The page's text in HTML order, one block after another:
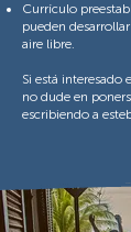
Currículo
pueden
aire libre.
Si está interesado
no dude en
escribiendo a